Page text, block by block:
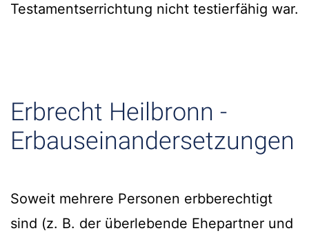
Testamentserrichtung nicht testierfähig war.
Erbrecht Heilbronn -
Erbauseinandersetzungen
Soweit mehrere Personen erbberechtigt
sind (z. B. der überlebende Ehepartner und